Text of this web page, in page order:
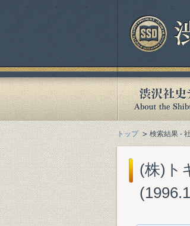
トップ 検索結果 -
(株)ト